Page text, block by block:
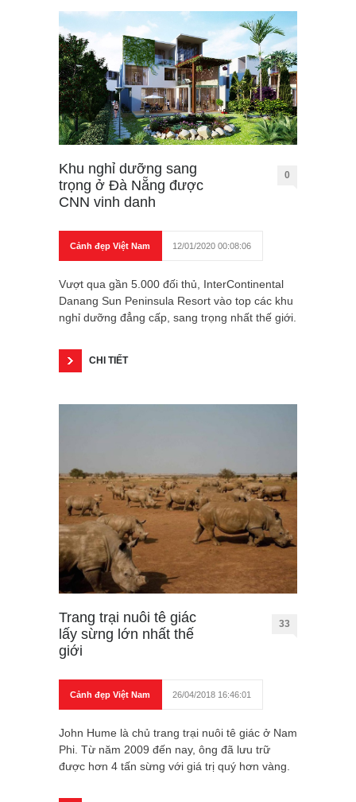
Khu nghỉ dưỡng sang
trọng ở Đà Nẵng được
CNN vinh danh
0
Cảnh đẹp Việt Nam 12/01/2020 00:08:06
Vượt qua gần 5.000 đối thủ, InterContinental
Danang Sun Peninsula Resort vào top các khu
nghỉ dưỡng đẳng cấp, sang trọng nhất thế giới.
CHI TIẾT
Trang trại nuôi tê giác
lấy sừng lớn nhất thế
giới
33
Cảnh đẹp Việt Nam 26/04/2018 16:46:01
John Hume là chủ trang trại nuôi tê giác ở Nam
Phi. Từ năm 2009 đến nay, ông đã lưu trữ
được hơn 4 tấn sừng với giá trị quý hơn vàng.